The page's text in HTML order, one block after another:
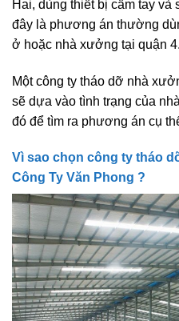
Hai, dùng thiết bị cầm tay
đây là phương án thường
ở hoặc nhà xưởng tại quận 4.
Một công ty tháo dỡ nhà
sẽ dựa vào tình trạng của
đó để tìm ra phương án cụ
Vì sao chọn công ty tháo
Công Ty Văn Phong ?